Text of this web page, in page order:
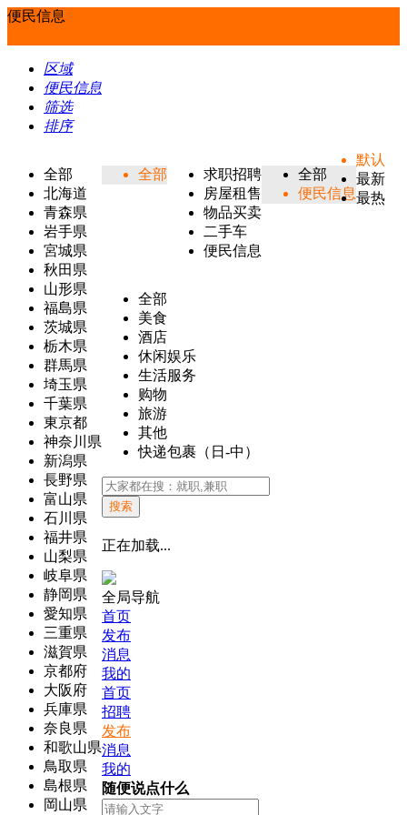
便民信息
区域
便民信息
筛选
排序
全部
北海道
青森県
岩手県
宮城県
秋田県
山形県
福島県
茨城県
栃木県
群馬県
埼玉県
千葉県
東京都
神奈川県
新潟県
長野県
富山県
石川県
福井県
山梨県
岐阜県
静岡県
愛知県
三重県
滋賀県
京都府
大阪府
兵庫県
奈良県
和歌山県
鳥取県
島根県
岡山県
全部
求职招聘
房屋租售
物品买卖
二手车
便民信息
全部
便民信息
全部
美食
酒店
休闲娱乐
生活服务
购物
旅游
其他
快递包裹（日-中）
默认
最新
最热
搜索
正在加载...
全局导航
首页
发布
消息
我的
首页
招聘
发布
消息
我的
随便说点什么